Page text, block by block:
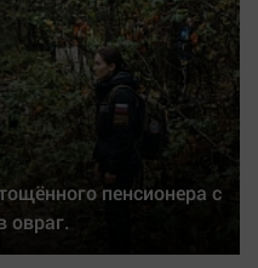
пенсионера с
овраг.